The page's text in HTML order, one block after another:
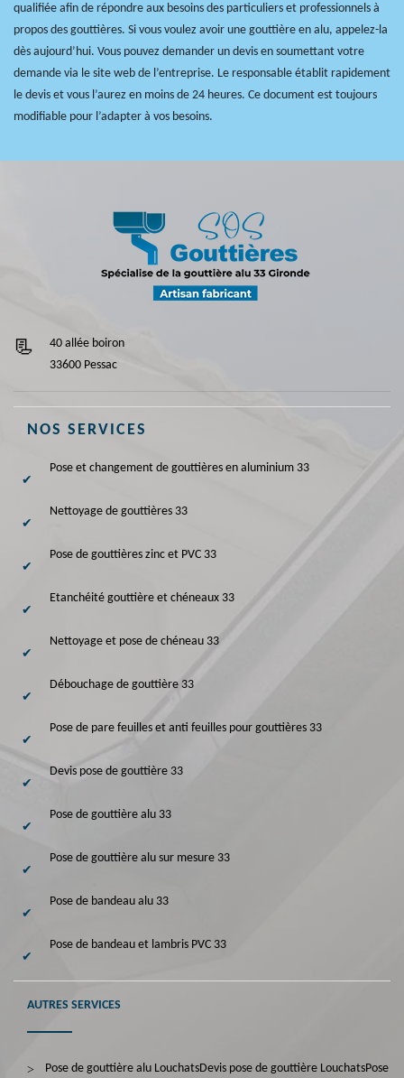
qualifiée afin de répondre aux besoins des particuliers et professionnels à
propos des gouttières. Si vous voulez avoir une gouttière en alu, appelez-la
dès aujourd’hui. Vous pouvez demander un devis en soumettant votre
demande via le site web de l’entreprise. Le responsable établit rapidement
le devis et vous l’aurez en moins de 24 heures. Ce document est toujours
modifiable pour l’adapter à vos besoins.
40 allée boiron
33600 Pessac
NOS SERVICES
Pose et changement de gouttières en aluminium 33
Nettoyage de gouttières 33
Pose de gouttières zinc et PVC 33
Etanchéité gouttière et chéneaux 33
Nettoyage et pose de chéneau 33
Débouchage de gouttière 33
Pose de pare feuilles et anti feuilles pour gouttières 33
Devis pose de gouttière 33
Pose de gouttière alu 33
Pose de gouttière alu sur mesure 33
Pose de bandeau alu 33
Pose de bandeau et lambris PVC 33
AUTRES SERVICES
Pose de gouttière alu LouchatsDevis pose de gouttière LouchatsPose